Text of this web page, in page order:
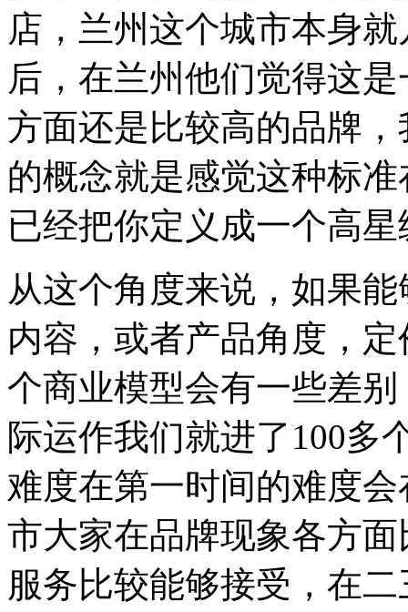
店，兰州这个城市本身
后，在兰州他们觉得这
方面还是比较高的品牌
的概念就是感觉这种标
已经把你定义成一个高
从这个角度来说，如果
内容，或者产品角度，
个商业模型会有一些差
际运作我们就进了100多
难度在第一时间的难度
市大家在品牌现象各方
服务比较能够接受，在